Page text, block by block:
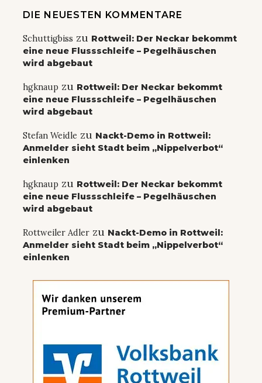
DIE NEUESTEN KOMMENTARE
Schuttigbiss zu Rottweil: Der Neckar bekommt
eine neue Flussschleife – Pegelhäuschen
wird abgebaut
hgknaup zu Rottweil: Der Neckar bekommt
eine neue Flussschleife – Pegelhäuschen
wird abgebaut
Stefan Weidle zu Nackt-Demo in Rottweil:
Anmelder sieht Stadt beim „Nippelverbot“
einlenken
hgknaup zu Rottweil: Der Neckar bekommt
eine neue Flussschleife – Pegelhäuschen
wird abgebaut
Rottweiler Adler zu Nackt-Demo in Rottweil:
Anmelder sieht Stadt beim „Nippelverbot“
einlenken